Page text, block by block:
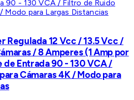
Regulada 12 Vcc / 13.5 Vcc /
/ 8 Amperes (1 Amp por
de Entrada 90 - 130 VCA /
Cámaras 4K / Modo para